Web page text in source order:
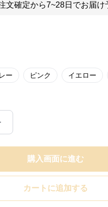
文確定から7~28日でお届け
ー ピンク イエロー
購入画面に進む
カートに追加する